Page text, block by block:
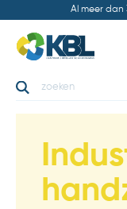
Al meer dan